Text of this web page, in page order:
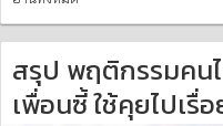
สรุป พฤติกรรมคน
เพื่อนซี้ ใช้คุยไปเรื่